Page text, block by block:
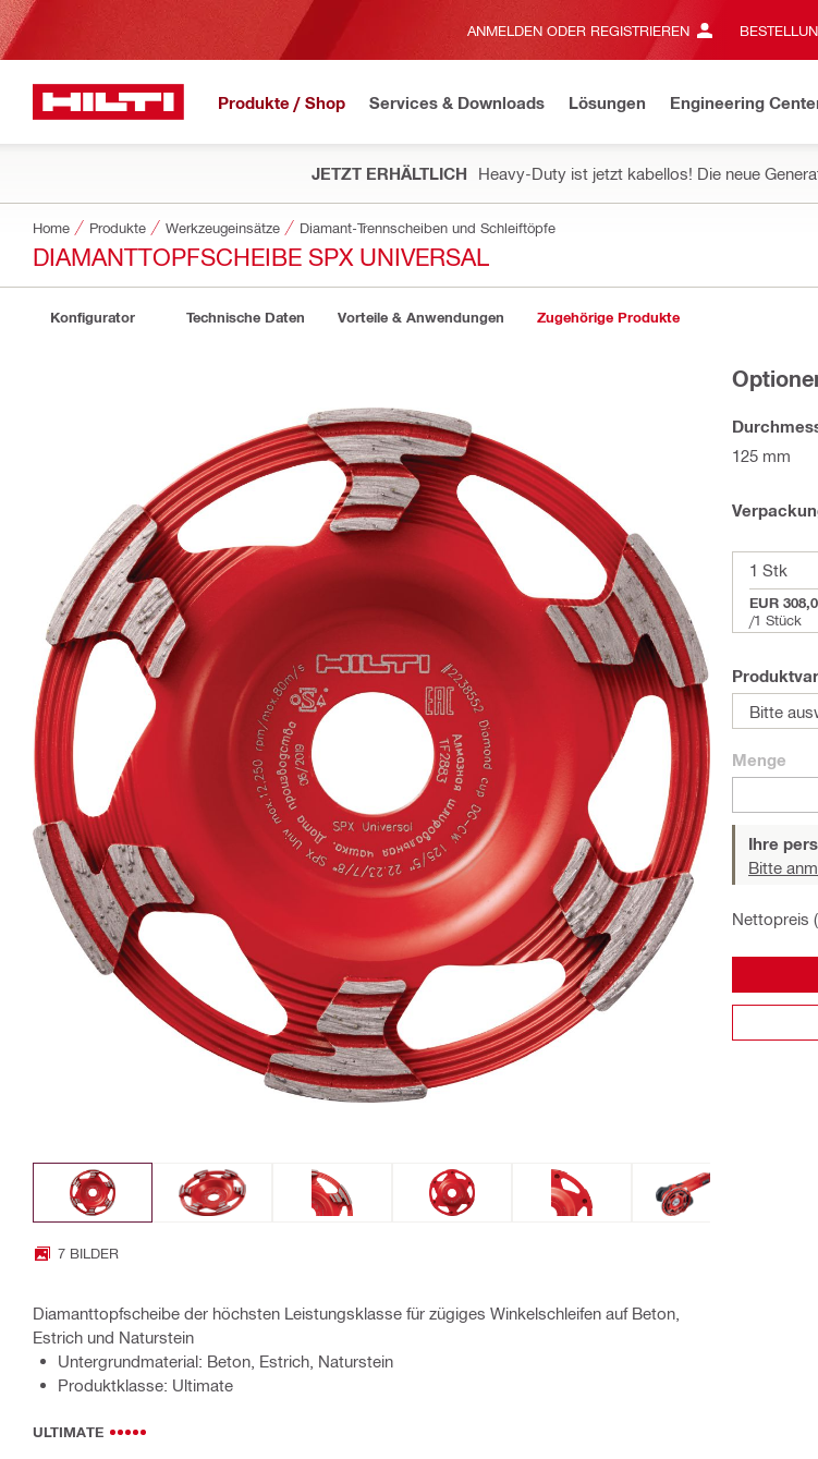
ANMELDEN ODER REGISTRIEREN
Produkte / Shop Services & Downloads Lösungen Engineering
JETZT ERHÄLTLICH Heavy-Duty ist jetzt kabellos! Die neue
Home Produkte Werkzeugeinsätze Diamant-Trennscheiben und Schleiftöpfe
DIAMANTTOPFSCHEIBE SPX UNIVERSAL
Konfigurator Technische Daten Vorteile & Anwendungen Zugehörige Produkte
7 BILDER
Diamanttopfscheibe der höchsten Leistungsklasse für zügiges Winkelschleifen auf Beton,
Estrich und Naturstein
Untergrundmaterial: Beton, Estrich, Naturstein
Produktklasse: Ultimate
ULTIMATE
125 mm
1 Stk
EUR
/1 Stück
Bitte
Menge
Ihre
Bitte
Nettopreis